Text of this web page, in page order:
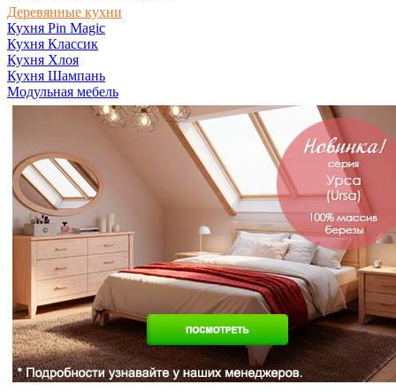
Деревянные кухни
Кухня Pin Magic
Кухня Классик
Кухня Хлоя
Кухня Шампань
Модульная мебель